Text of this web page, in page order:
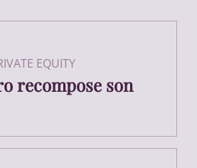
EQUITY
recompose son